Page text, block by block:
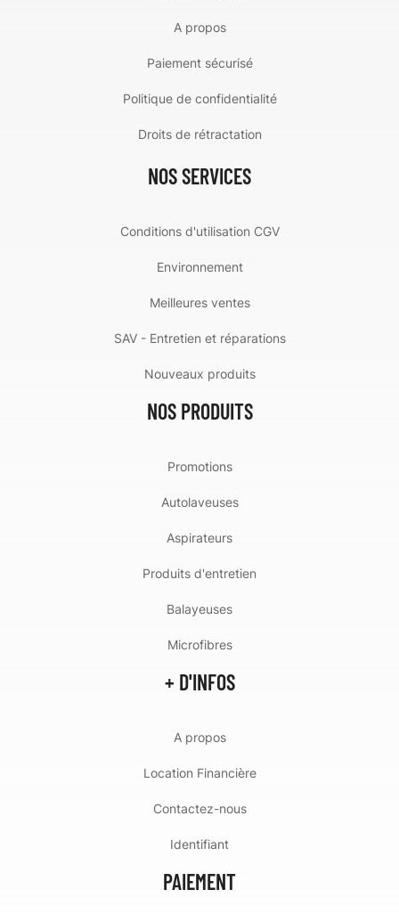
A propos
Paiement sécurisé
Politique de confidentialité
Droits de rétractation
NOS SERVICES
Conditions d'utilisation CGV
Environnement
Meilleures ventes
SAV - Entretien et réparations
Nouveaux produits
NOS PRODUITS
Promotions
Autolaveuses
Aspirateurs
Produits d'entretien
Balayeuses
Microfibres
+ D'INFOS
A propos
Location Financière
Contactez-nous
Identifiant
PAIEMENT